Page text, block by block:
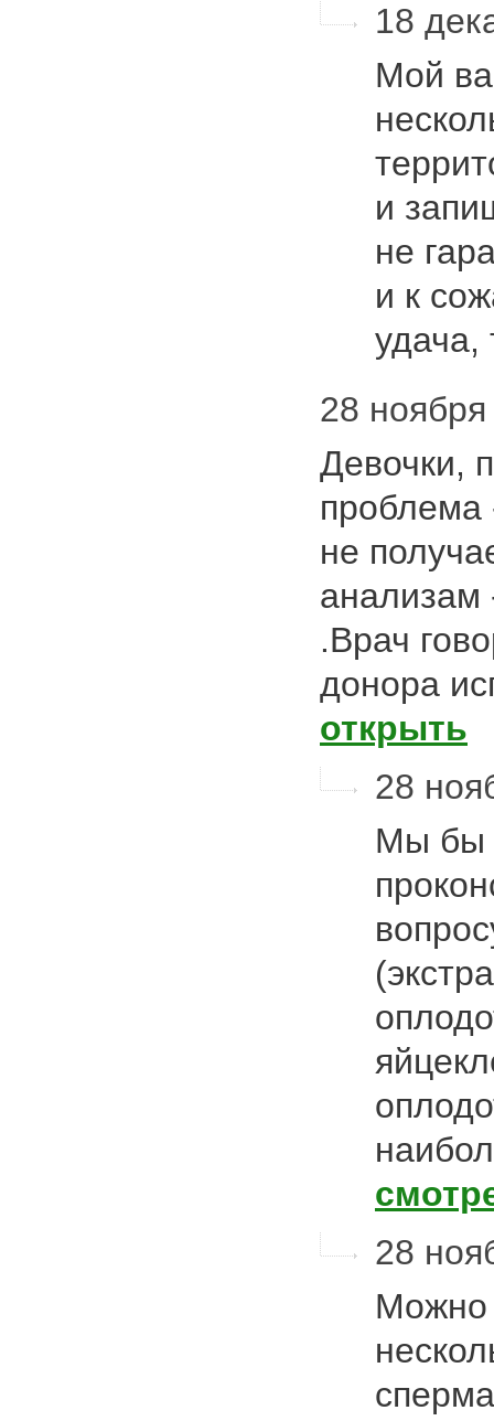
18
Мой
и
не
и к
28
Девочки,
проблема
не
анализам
.Врач
донора
открыть
28
Мы бы
28
Можно